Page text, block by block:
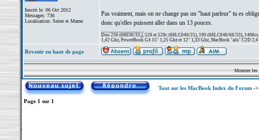
Inscrit le: 06 Oct 2012
Messages: 736
Localisation: Seine et Marne
Pas vraiment, mais on ne change pas un "haut parleur" tu es
donc qu'elles puissent aller dans un 13 pouces.
Duo 230 (68030/33,), 520 et 520c (68LC040/25), 190 (68LC040/66/33),
1,42 Ghz, PowerBook G4 15" 1,25 Ghz et 12" 1,33 Ghz, MacBook "alu" C2D
Revenir en haut de page
Montrer les
Tout sur les MacBook Index du Forum->
Page 1 sur 1